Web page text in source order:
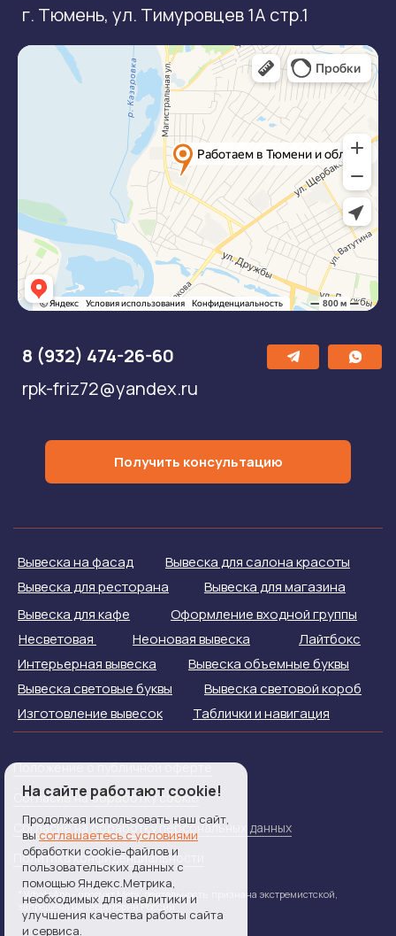
г. Тюмень, ул. Тимуровцев 1А стр.1
8 (932) 474-26-60
rpk-friz72@yandex.ru
Получить консультацию
Вывеска на фасад
Вывеска для салона красоты
Вывеска для ресторана
Вывеска для магазина
Вывеска для кафе
Оформление входной группы
Несветовая
Неоновая вывеска
Лайтбокс
Интерьерная вывеска
Вывеска объемные буквы
Вывеска световые буквы
Вывеска световой короб
Изготовление вывесок
Таблички и навигация
Положение о публичной оферте
Согласие на обработку cookie
Согласие на обработку персональных данных
Политика конфиденциальности
* WhatsApp - продукт Meta, деятельность признана экстремистской,
запрещена на территории России
На сайте работают cookie!
Продолжая использовать наш сайт,
вы соглашаетесь с условиями
обработки cookie-файлов и
пользовательских данных с
помощью Яндекс.Метрика,
необходимых для аналитики и
улучшения качества работы сайта
и сервиса.